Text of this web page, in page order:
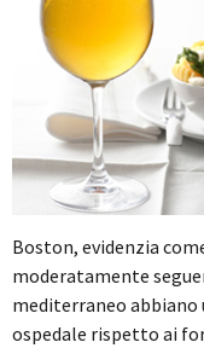
Boston, evidenzia
moderatamente
mediterraneo abbiano
ospedale rispetto ai